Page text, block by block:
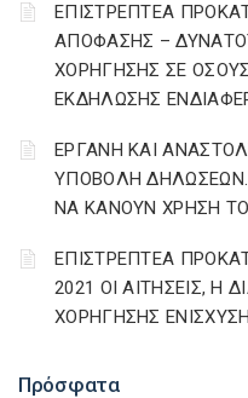
Πρόσφατα
ΕΠΙΣΤΡΕΠΤΕΑ
ΑΠΟΦΑΣΗΣ –
ΧΟΡΗΓΗΣΗΣ ΣΕ
ΕΚΔΗΛΩΣΗΣ
ΕΡΓΑΝΗ ΚΑΙ
ΥΠΟΒΟΛΗ ΔΗΛΩΣΕΩΝ.
ΝΑ ΚΑΝΟΥΝ ΧΡΗΣΗ
ΕΠΙΣΤΡΕΠΤΕΑ
2021 ΟΙ ΑΙΤΗΣΕΙΣ, Η
ΧΟΡΗΓΗΣΗΣ